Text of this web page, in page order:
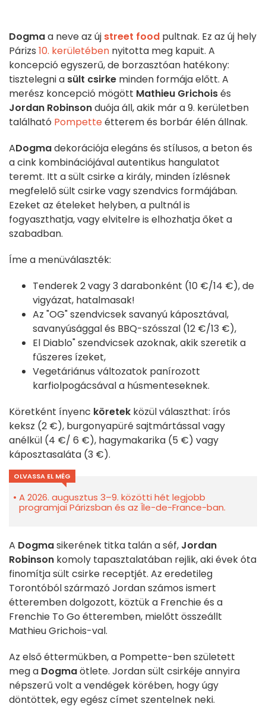
Dogmaa neve az új street food pultnak. Ez az új hely
Párizs 10. kerületében nyitotta meg kapuit. A
koncepció egyszerű, de borzasztóan hatékony:
tisztelegni a sült csirke minden formája előtt. A
merész koncepció mögött Mathieu Grichoisés
Jordan Robinsonduója áll, akik már a 9. kerületben
található Pompetteétterem és borbár élén állnak.
ADogmadekorációja elegáns és stílusos, a beton és
a cink kombinációjával autentikus hangulatot
teremt. Itt a sült csirke a király, minden ízlésnek
megfelelő sült csirke vagy szendvics formájában.
Ezeket az ételeket helyben, a pultnál is
fogyaszthatja, vagy elvitelre is elhozhatja őket a
szabadban.
Íme a menüválaszték:
Tenderek 2 vagy 3 darabonként (10 €/14 €), de
vigyázat, hatalmasak!
Az "OG" szendvicsek savanyú káposztával,
savanyúsággal és BBQ-szósszal (12 €/13 €),
El Diablo" szendvicsek azoknak, akik szeretik a
fűszeres ízeket,
Vegetáriánus változatok panírozott
karfiolpogácsával a húsmenteseknek.
Köretként ínyenc köretek közül választhat: írós
keksz (2 €), burgonyapüré sajtmártással vagy
anélkül (4 €/ 6 €), hagymakarika (5 €) vagy
káposztasaláta (3 €).
OLVASSA EL MÉG
A 2026. augusztus 3–9. közötti hét legjobb
programjai Párizsban és az Île-de-France-ban.
A Dogmasikerének titka talán a séf, Jordan
Robinson komoly tapasztalatában rejlik, aki évek óta
finomítja sült csirke receptjét. Az eredetileg
Torontóból származó Jordan számos ismert
étteremben dolgozott, köztük a Frenchie és a
Frenchie To Go étteremben, mielőtt összeállt
Mathieu Grichois-val.
Az első éttermükben, a Pompette-ben született
meg a Dogmaötlete. Jordan sült csirkéje annyira
népszerű volt a vendégek körében, hogy úgy
döntöttek, egy egész címet szentelnek neki.